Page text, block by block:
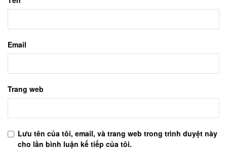
Email
Trang web
Lưu tên của tôi, email, và trang web trong trình duyệt này
cho lần bình luận kế tiếp của tôi.